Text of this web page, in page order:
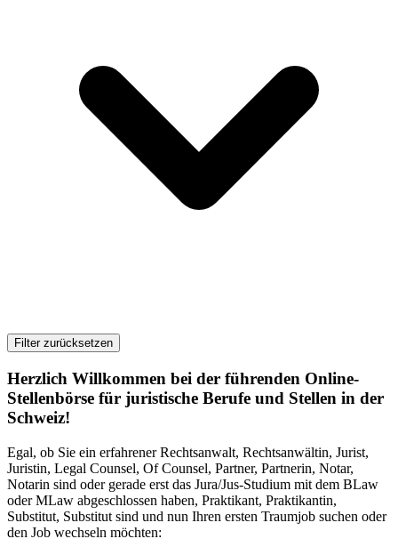
Filter zurücksetzen
Herzlich Willkommen bei der führenden Online-
Stellenbörse für juristische Berufe und Stellen in der
Schweiz!
Egal, ob Sie ein erfahrener Rechtsanwalt, Rechtsanwältin, Jurist,
Juristin, Legal Counsel, Of Counsel, Partner, Partnerin, Notar,
Notarin sind oder gerade erst das Jura/Jus-Studium mit dem BLaw
oder MLaw abgeschlossen haben, Praktikant, Praktikantin,
Substitut, Substitut sind und nun Ihren ersten Traumjob suchen oder
den Job wechseln möchten: